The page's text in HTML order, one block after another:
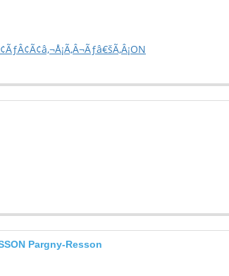
Pargny-Resson